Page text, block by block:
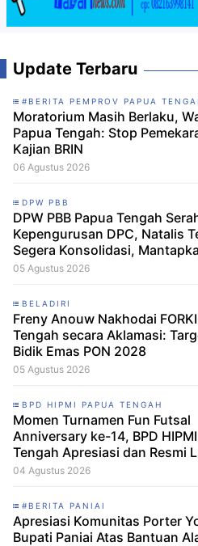
Update Terbaru
#BERITA PEMPROV PAPUA
Moratorium Masih Berlaku,
Papua Tengah: Stop
Kajian BRIN
06 Agustus 2026
DPW PBB
DPW PBB Papua Tengah
Kepengurusan DPC, Natalis
Segera Konsolidasi,
Langkah Verifikasi, untuk
05 Agustus 2026
BELADIRI
Freny Anouw Nakhodai
Tengah secara Aklamasi:
Bidik Emas PON 2028
05 Agustus 2026
BPD HIPMI PAPUA TENGAH
Momen Turnamen Fun Futsal
Anniversary ke-14, BPD
Tengah Apresiasi dan Resmi
Skuad Baru Makamagu Papua
04 Agustus 2026
#BERITA PANIAI
Apresiasi Komunitas Porter
Bupati Paniai Atas Bantuan